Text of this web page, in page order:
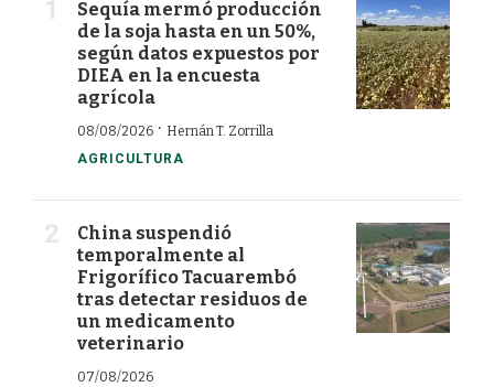
Sequía mermó producción
de la soja hasta en un 50%,
según datos expuestos por
DIEA en la encuesta
agrícola
08/08/2026 · Hernán T. Zorrilla
AGRICULTURA
China suspendió
temporalmente al
Frigorífico Tacuarembó
tras detectar residuos de
un medicamento
veterinario
07/08/2026